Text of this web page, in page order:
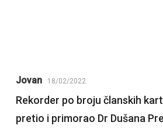
Jovan 18/02/2022
Rekorder po broju članskih
pretio i primorao Dr Dušana